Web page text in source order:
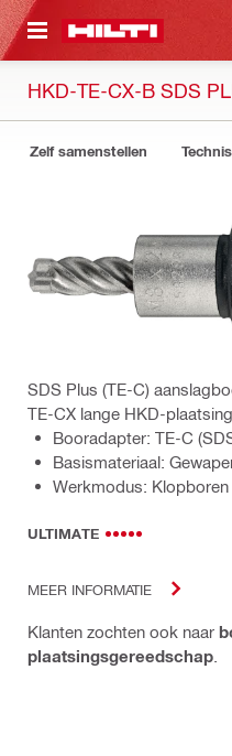
HOOFDINHOUD
HKD-TE-CX-B SDS
Zelf samenstellen
SDS Plus (TE-C)
TE-CX lange HKD-
Booradapter: TE-C
Basismateriaal:
Werkmodus: Klopboren
ULTIMATE
MEER INFORMATIE
Klanten zochten ook naar
plaatsingsgereedschap